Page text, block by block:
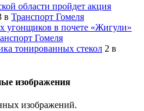
области пройдет акция
в Транспорт Гомеля
угонщиков в почете «Жигули»
Гомеля
тонированных стекол 2 в
изображения
изображений.